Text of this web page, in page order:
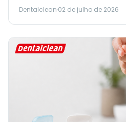
Dentalclean·02 de julho de 2026